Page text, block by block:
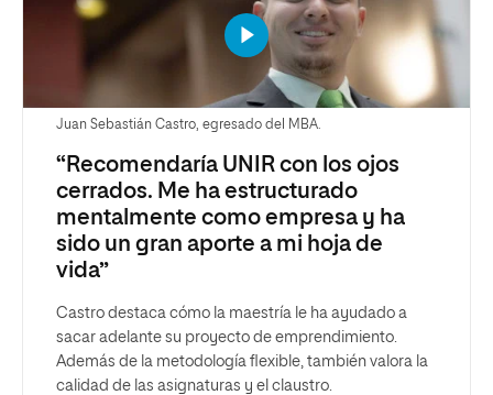
Juan Sebastián Castro, egresado del MBA.
“Recomendaría UNIR con los ojos
cerrados. Me ha estructurado
mentalmente como empresa y ha
sido un gran aporte a mi hoja de
vida”
Castro destaca cómo la maestría le ha ayudado a
sacar adelante su proyecto de emprendimiento.
Además de la metodología flexible, también valora la
calidad de las asignaturas y el claustro.